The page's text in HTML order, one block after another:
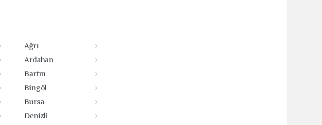
Ağrı
Ardahan
Bartın
Bingöl
Bursa
Denizli